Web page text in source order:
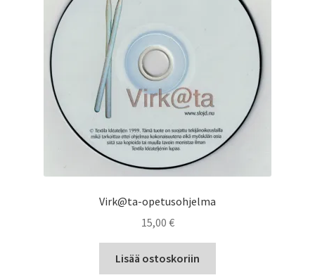
Virk@ta-opetusohjelma
15,00 €
Lisää ostoskoriin